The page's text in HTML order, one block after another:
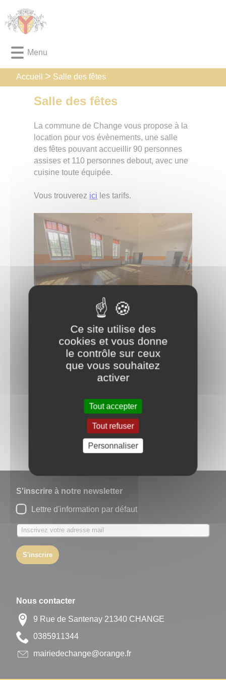
d'accès
rapide
menu
d'accès
rapide
contenu
d'accès
rapide
d'accès
rapide
pied
page
Menu
Accueil Salle des fêtes
Salle des fêtes
La commune de Change vous propose à la
location pour vos évènements, une salle
des fêtes pouvant accueillir 90 personnes
assises et 110 personnes debout, avec une
cuisine toute équipée.
Vous trouverez ici les tarifs.
S'inscrire à notre newsletter
Lettre d'information par défaut
S'inscrire
Nous contacter
9 Rue de Santenay 21340 CHANGE
4431195830
rf.egnaro@egnahcedeiriam
Ce site utilise des
cookies et vous donne
le contrôle sur ceux
que vous souhaitez
activer
Tout accepter
Tout refuser
Personnaliser